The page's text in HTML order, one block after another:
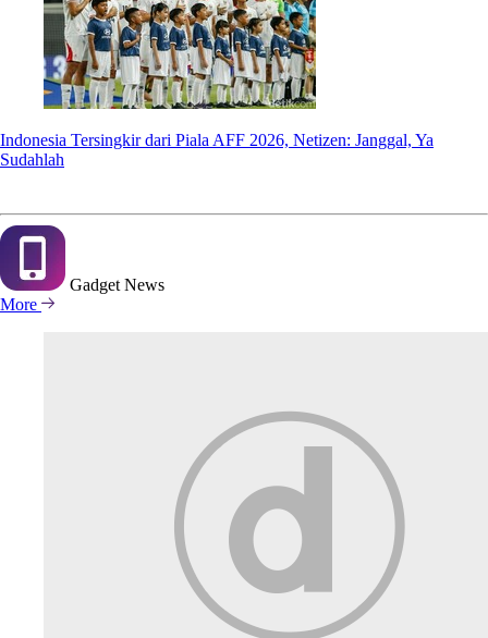
Indonesia Tersingkir dari Piala AFF 2026, Netizen: Janggal, Ya
Sudahlah
GadgetNews
More